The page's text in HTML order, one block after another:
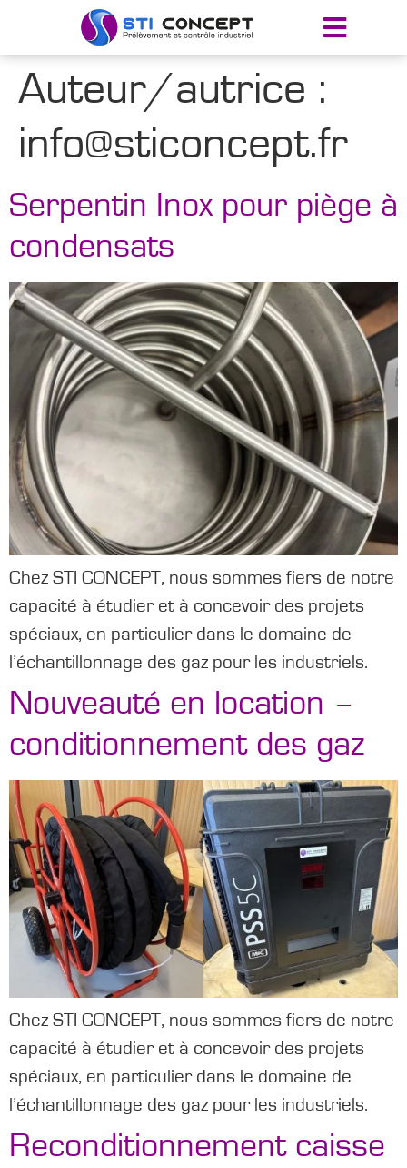
Auteur/autrice :
info@sticoncept.fr
Serpentin Inox pour piège à
condensats
Chez STI CONCEPT, nous sommes fiers de notre
capacité à étudier et à concevoir des projets
spéciaux, en particulier dans le domaine de
l’échantillonnage des gaz pour les industriels.
Nouveauté en location –
conditionnement des gaz
Chez STI CONCEPT, nous sommes fiers de notre
capacité à étudier et à concevoir des projets
spéciaux, en particulier dans le domaine de
l’échantillonnage des gaz pour les industriels.
Reconditionnement caisse